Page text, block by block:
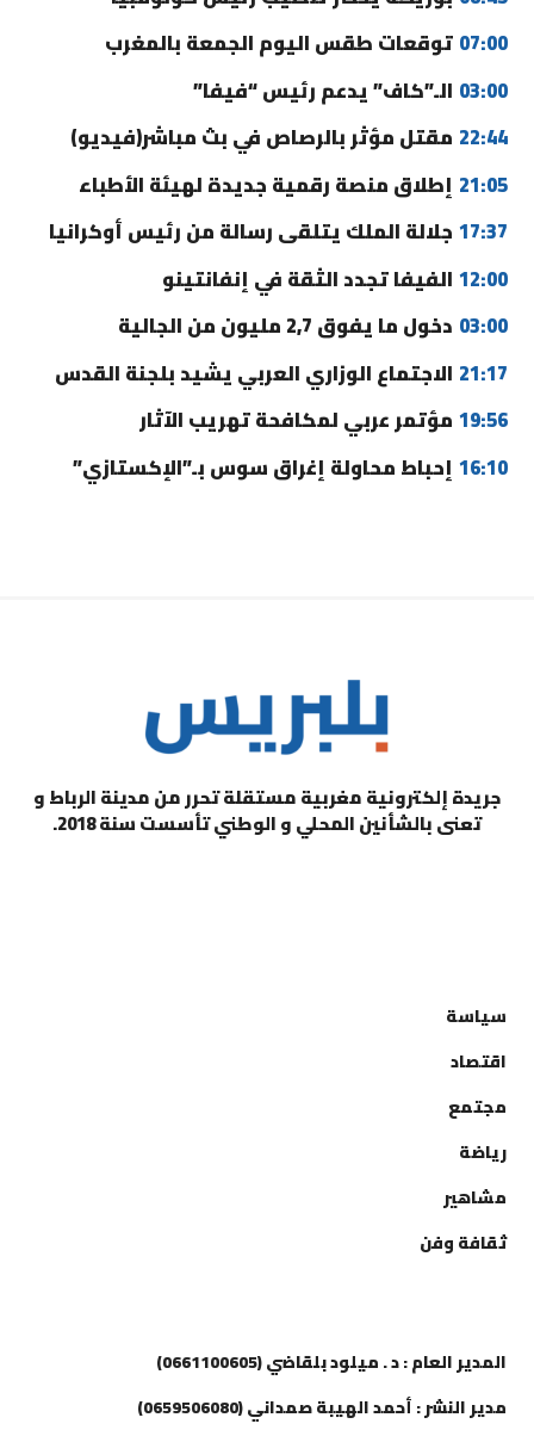
07:00 توقعات طقس اليوم الجمعة بالمغرب
03:00 الـ”كاف” يدعم رئيس “فيفا”
22:44 مقتل مؤثر بالرصاص في بث مباشر(فيديو)
21:05 إطلاق منصة رقمية جديدة لهيئة الأطباء
17:37 جلالة الملك يتلقى رسالة من رئيس أوكرانيا
12:00 الفيفا تجدد الثقة في إنفانتينو
03:00 دخول ما يفوق 2,7 مليون من الجالية
21:17 الاجتماع الوزاري العربي يشيد بلجنة القدس
19:56 مؤتمر عربي لمكافحة تهريب الآثار
16:10 إحباط محاولة إغراق سوس بـ”الإكستازي”
جريدة إلكترونية مغربية مستقلة تحرر من مدينة الرباط و
تعنى بالشأنين المحلي و الوطني تأسست سنة 2018.
سياسة
اقتصاد
مجتمع
رياضة
مشاهير
ثقافة وفن
المدير العام : د . ميلود بلقاضي (0661100605)
مدير النشر : أحمد الهيبة صمداني (0659506080)